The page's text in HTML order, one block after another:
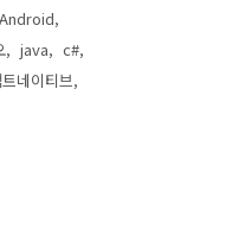
Android
java
c#
네이티브